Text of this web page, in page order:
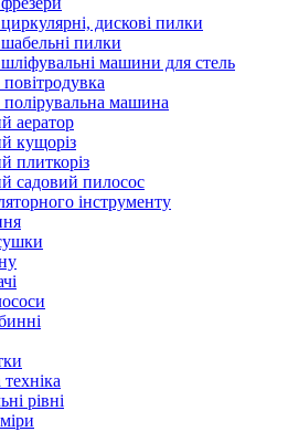
дискові пилки
пилки
машини для стель
машина
аератор
кущоріз
плиткоріз
садовий пилосос
інструменту
рівні